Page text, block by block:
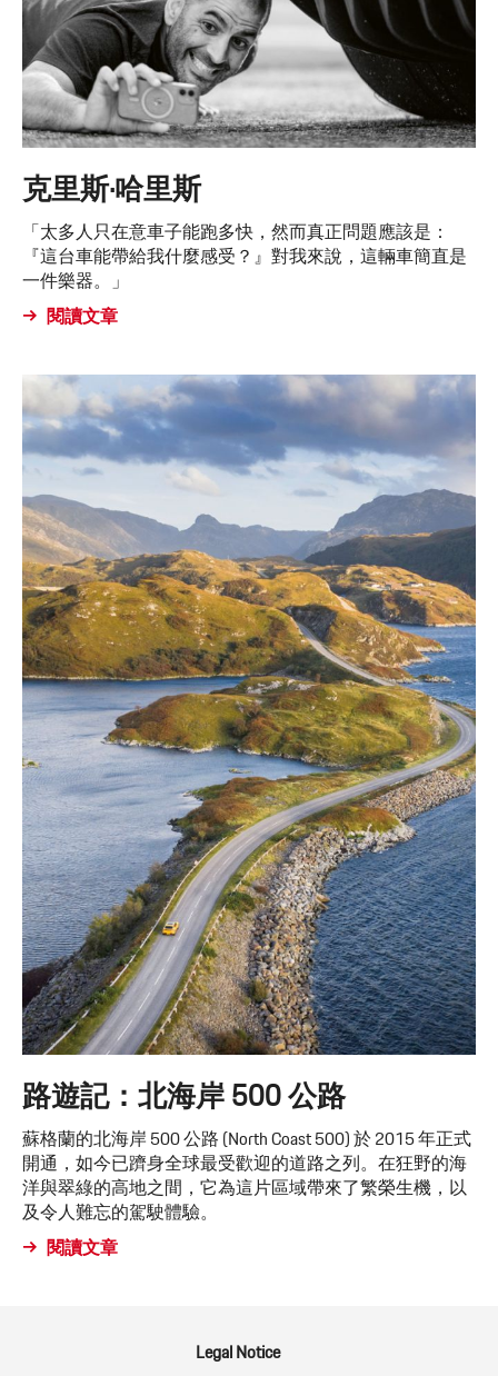
克里斯·哈里斯
「太多人只在意車子能跑多快，然而真正問題應該是：
『這台車能帶給我什麼感受？』對我來說，這輛車簡直是
一件樂器。」
閱讀文章
路遊記：北海岸 500 公路
蘇格蘭的北海岸 500 公路 (North Coast 500) 於 2015 年正式
開通，如今已躋身全球最受歡迎的道路之列。在狂野的海
洋與翠綠的高地之間，它為這片區域帶來了繁榮生機，以
及令人難忘的駕駛體驗。
閱讀文章
Legal Notice